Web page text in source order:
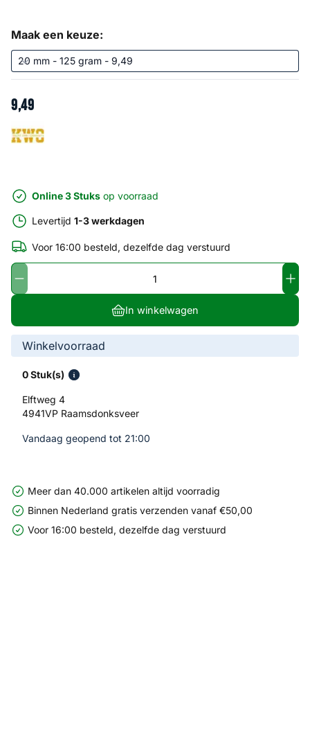
Maak een keuze:
9,49
Online 3 Stuks op voorraad
Levertijd 1-3 werkdagen
Voor 16:00 besteld, dezelfde dag verstuurd
In winkelwagen
Winkelvoorraad
0 Stuk(s)
Elftweg 4
4941VP Raamsdonksveer
Vandaag geopend tot 21:00
Meer dan 40.000 artikelen altijd voorradig
Binnen Nederland gratis verzenden vanaf €50,00
Voor 16:00 besteld, dezelfde dag verstuurd